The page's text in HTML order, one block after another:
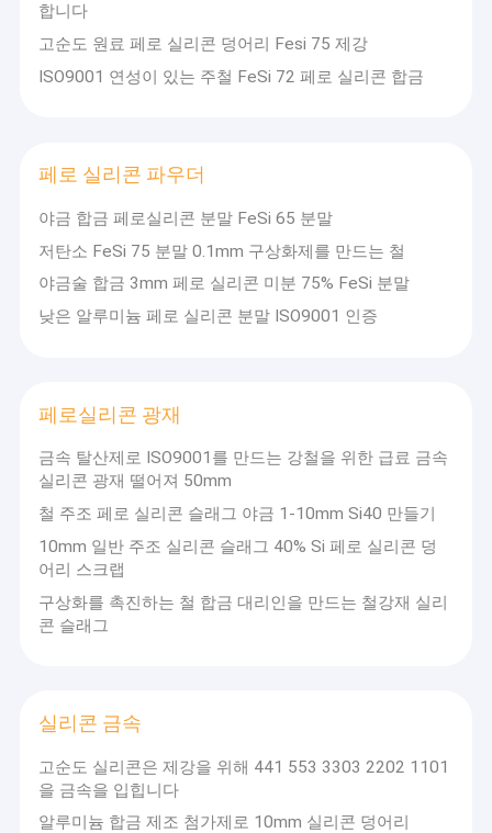
합니다
고순도 원료 페로 실리콘 덩어리 Fesi 75 제강
ISO9001 연성이 있는 주철 FeSi 72 페로 실리콘 합금
페로 실리콘 파우더
야금 합금 페로실리콘 분말 FeSi 65 분말
저탄소 FeSi 75 분말 0.1mm 구상화제를 만드는 철
야금술 합금 3mm 페로 실리콘 미분 75% FeSi 분말
낮은 알루미늄 페로 실리콘 분말 ISO9001 인증
페로실리콘 광재
금속 탈산제로 ISO9001를 만드는 강철을 위한 급료 금속
실리콘 광재 떨어져 50mm
철 주조 페로 실리콘 슬래그 야금 1-10mm Si40 만들기
10mm 일반 주조 실리콘 슬래그 40% Si 페로 실리콘 덩
어리 스크랩
구상화를 촉진하는 철 합금 대리인을 만드는 철강재 실리
콘 슬래그
실리콘 금속
고순도 실리콘은 제강을 위해 441 553 3303 2202 1101
을 금속을 입힙니다
알루미늄 합금 제조 첨가제로 10mm 실리콘 덩어리